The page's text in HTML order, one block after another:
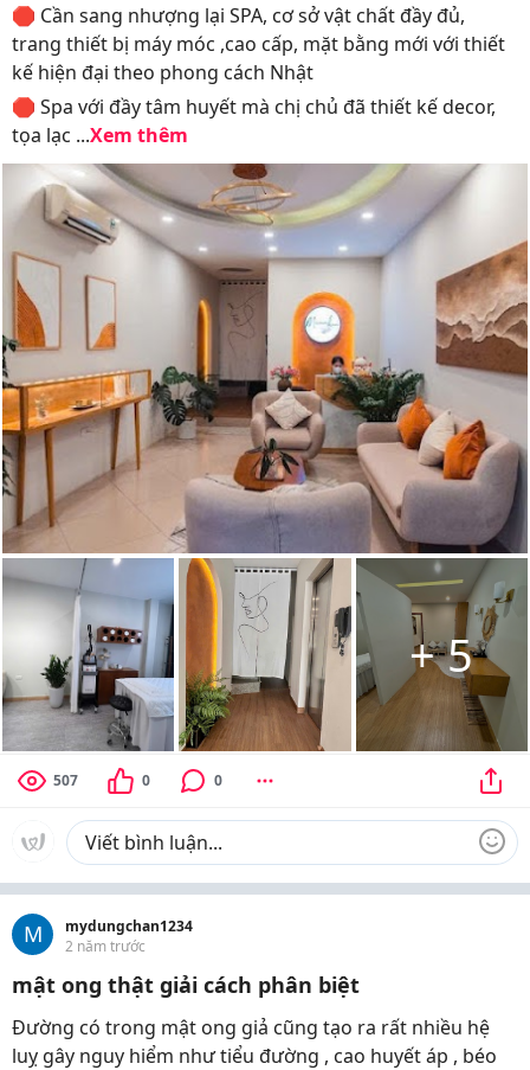
🛑 Cần sang nhượng lại SPA, cơ sở vật chất đầy đủ,
trang thiết bị máy móc ,cao cấp, mặt bằng mới với thiết
kế hiện đại theo phong cách Nhật
🛑 Spa với đầy tâm huyết mà chị chủ đã thiết kế decor,
tọa lạc ...Xem thêm
+5
507 0 0
M
mydungchan1234
2 năm trước
mật ong thật giải cách phân biệt
Đường có trong mật ong giả cũng tạo ra rất nhiều hệ
luỵ gây nguy hiểm như tiểu đường , cao huyết áp , béo